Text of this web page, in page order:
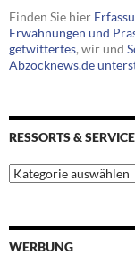
Finden Sie hier
Erwähnungen und
getwittertes, wir und
Abzocknews.de
RESSORTS &
Ressorts
&
WERBUNG